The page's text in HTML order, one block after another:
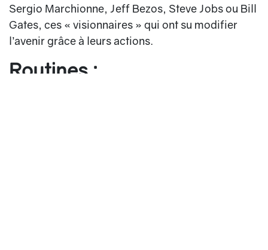
Sergio Marchionne, Jeff Bezos, Steve Jobs ou Bill
Gates, ces « visionnaires » qui ont su modifier
l’avenir grâce à leurs actions.
Routines :